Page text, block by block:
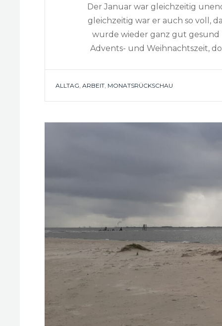
Der Januar war gleichzeitig
gleichzeitig war er auch so voll,
wurde wieder ganz gut gesund
Advents- und Weihnachtszeit,
TAGS
ALLTAG,ARBEIT, MONATSRÜCKSCHAU